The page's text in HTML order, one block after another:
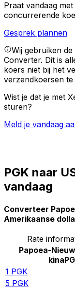
Praat vandaag
concurrerende
Gesprek plannen
Wij gebruiken
Converter. Dit is
koers niet bij het
verzendkoersen te
Wist je dat je met
sturen?
Meld je vandaag
PGK naar
vandaag
Converteer
Amerikaanse
Rate
Papoea-
kina
1 PGK
5 PGK